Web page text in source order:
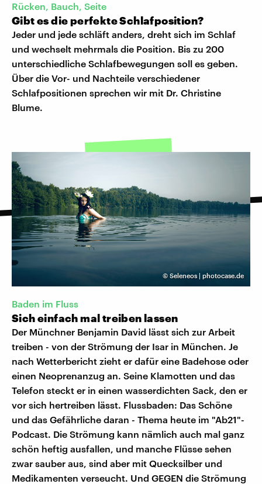
Rücken, Bauch, Seite
Gibt es die perfekte Schlafposition?
Jeder und jede schläft anders, dreht sich im Schlaf
und wechselt mehrmals die Position. Bis zu 200
unterschiedliche Schlafbewegungen soll es geben.
Über die Vor- und Nachteile verschiedener
Schlafpositionen sprechen wir mit Dr. Christine
Blume.
© Seleneos | photocase.de
Baden im Fluss
Sich einfach mal treiben lassen
Der Münchner Benjamin David lässt sich zur Arbeit
treiben - von der Strömung der Isar in München. Je
nach Wetterbericht zieht er dafür eine Badehose oder
einen Neoprenanzug an. Seine Klamotten und das
Telefon steckt er in einen wasserdichten Sack, den er
vor sich hertreiben lässt. Flussbaden: Das Schöne
und das Gefährliche daran - Thema heute im "Ab21"-
Podcast. Die Strömung kann nämlich auch mal ganz
schön heftig ausfallen, und manche Flüsse sehen
zwar sauber aus, sind aber mit Quecksilber und
Medikamenten verseucht. Und GEGEN die Strömung